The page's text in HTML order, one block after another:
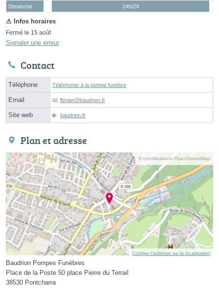
(15 août)
Dimanche
24h/24
Fermé le 15 août
Signaler une erreur
Contact
Téléphone Téléphoner à la pompe funèbre
Email florianⓐbaudrion.fr
Site web baudrion.fr
Plan et adresse
© contributeurs OpenStreetMap
Corriger l’adresse ou la localisation
Baudrion Pompes Funèbres
Place de la Poste 50 place Pierre du Terrail
38530 Pontcharra